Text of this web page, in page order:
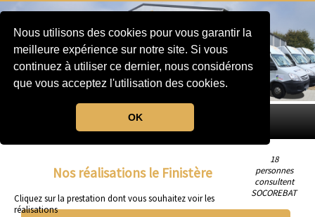
Nous utilisons des cookies pour vous garantir la
meilleure expérience sur notre site. Si vous
continuez à utiliser ce dernier, nous considérons
que vous acceptez l'utilisation des cookies.
OKMENU
Nos réalisations le Finistère
Cliquez sur la prestation dont vous souhaitez voir les
réalisations
18
personnes
consultent
SOCOREBAT